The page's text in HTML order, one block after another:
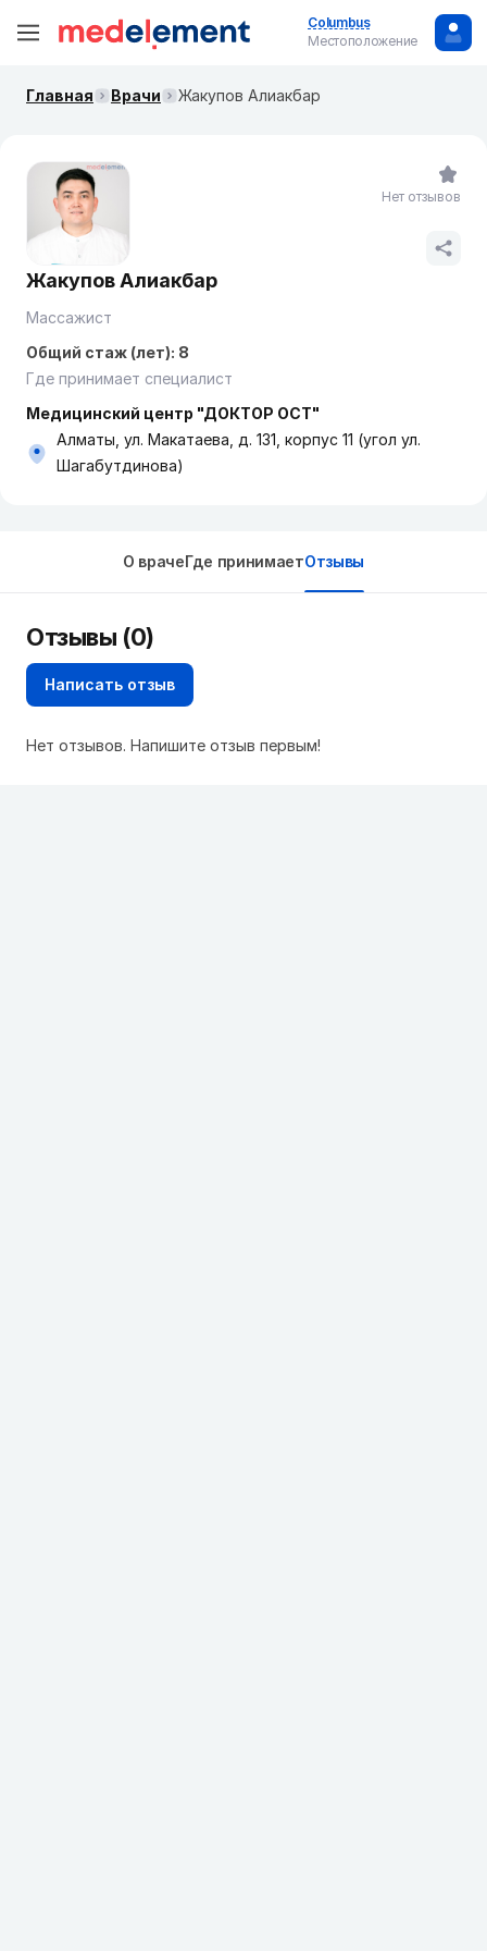
Columbus
Местоположение
Главная Врачи Жакупов Алиакбар
Жакупов Алиакбар
Массажист
Общий стаж (лет): 8
Где принимает специалист
Медицинский центр "ДОКТОР ОСТ"
Алматы, ул. Макатаева, д. 131, корпус 11 (угол ул.
Шагабутдинова)
Нет отзывов
О врачеГде принимаетОтзывы
Отзывы (0)
Написать отзыв
Нет отзывов. Напишите отзыв первым!